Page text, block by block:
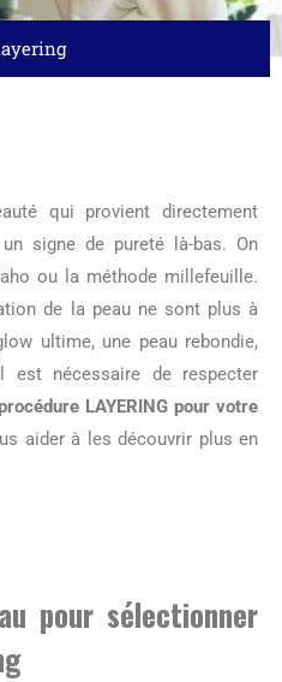
qui provient directement
signe de pureté là-bas. On
ou la méthode millefeuille.
de la peau ne sont plus à
ultime, une peau rebondie,
nécessaire de respecter
LAYERING pour votre
aider à les découvrir plus en
pour sélectionner